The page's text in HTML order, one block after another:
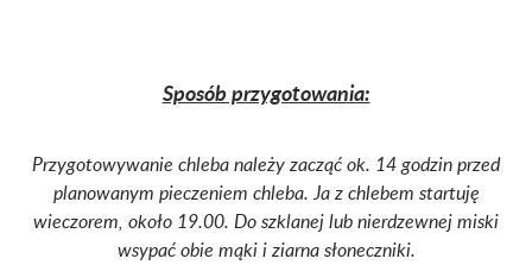
Sposób przygotowania:
Przygotowywanie chleba należy zacząć ok. 14 godzin przed
planowanym pieczeniem chleba. Ja z chlebem startuję
wieczorem, około 19.00. Do szklanej lub nierdzewnej miski
wsypać obie mąki i ziarna słoneczniki.